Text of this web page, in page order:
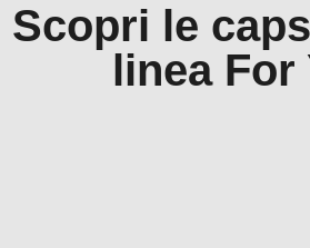
Scopri le
linea For